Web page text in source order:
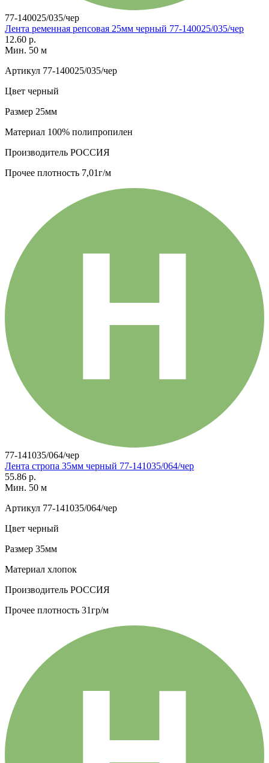
77-140025/035/чер
Лента ременная репсовая 25мм черный 77-140025/035/чер
12.60 р.
Мин. 50 м
Артикул 77-140025/035/чер
Цвет черный
Размер 25мм
Материал 100% полипропилен
Производитель РОССИЯ
Прочее плотность 7,01г/м
77-141035/064/чер
Лента стропа 35мм черный 77-141035/064/чер
55.86 р.
Мин. 50 м
Артикул 77-141035/064/чер
Цвет черный
Размер 35мм
Материал хлопок
Производитель РОССИЯ
Прочее плотность 31гр/м